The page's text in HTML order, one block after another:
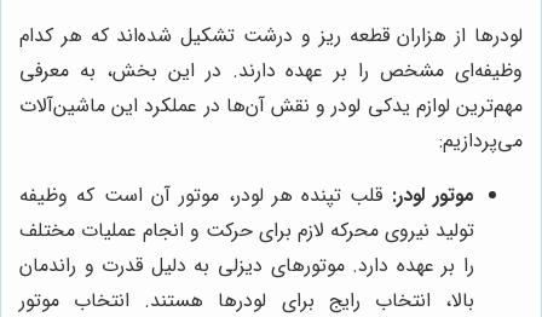
لودرها از هزاران قطعه ریز و درشت تشکیل شده‌اند که هر کدام
وظیفه‌ای مشخص را بر عهده دارند. در این بخش، به معرفی
مهم‌ترین لوازم یدکی لودر و نقش آن‌ها در عملکرد این ماشین‌آلات
می‌پردازیم:
موتور لودر: قلب تپنده هر لودر، موتور آن است که وظیفه
تولید نیروی محرکه لازم برای حرکت و انجام عملیات مختلف
را بر عهده دارد. موتورهای دیزلی به دلیل قدرت و راندمان
بالا، انتخاب رایج برای لودرها هستند. انتخاب موتور